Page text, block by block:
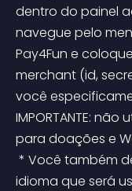
dentro do painel
navegue pelo
Pay4Fun e
merchant (id,
você
IMPORTANTE:
para doações e
idioma que será